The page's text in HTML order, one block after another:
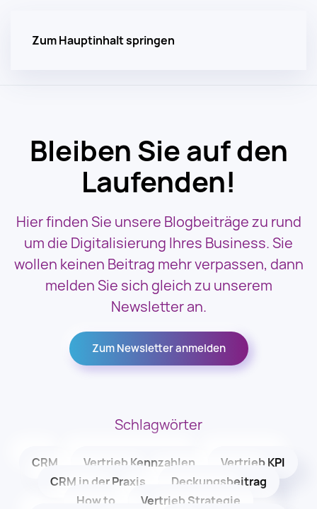
Zum Hauptinhalt springen
Bleiben Sie auf den
Laufenden!
Hier finden Sie unsere Blogbeiträge zu rund
um die Digitalisierung Ihres Business. Sie
wollen keinen Beitrag mehr verpassen, dann
melden Sie sich gleich zu unserem
Newsletter an.
Zum Newsletter anmelden
Schlagwörter
CRM Vertrieb Kennzahlen
Vertrieb KPI
CRM in der Praxis
Deckungsbeitrag
How to
Vertrieb Strategie